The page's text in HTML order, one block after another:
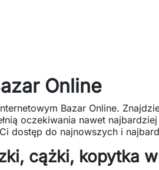
Online
Bazar Online.
oczekiwania nawet
dostęp do najnowszych i
cążki, kopytka